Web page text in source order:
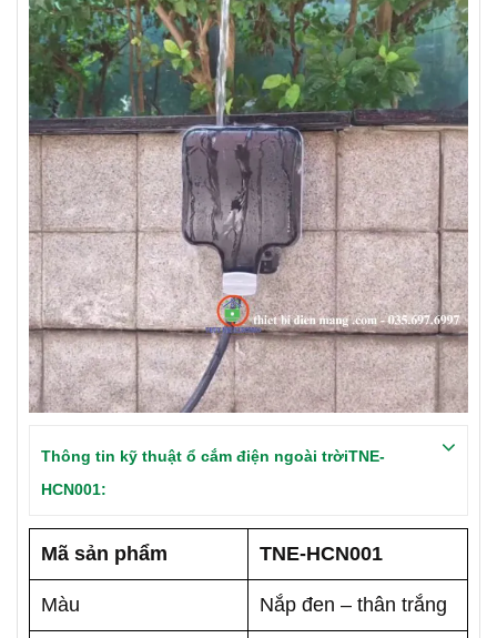
Thông tin kỹ thuật ổ cắm điện ngoài trờiTNE-
HCN001:
Mã sản phẩm TNE-HCN001
Màu Nắp đen – thân trắng